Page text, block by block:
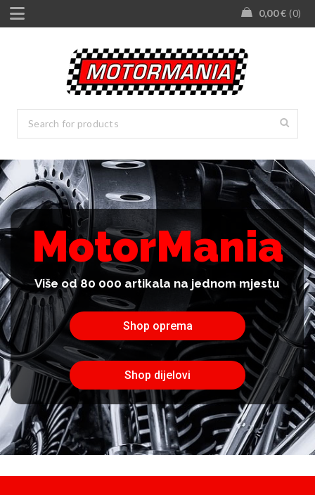
0,00€ 0
Shop dijelovi
Shop oprema
Više od 80 000 artikala na jednom mjestu
MotorMania